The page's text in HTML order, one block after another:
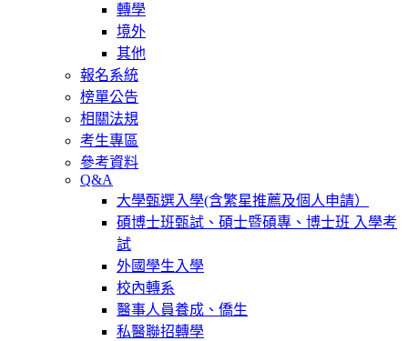
轉學
境外
其他
報名系統
榜單公告
相關法規
考生專區
參考資料
Q&A
大學甄選入學(含繁星推薦及個人申請）
碩博士班甄試、碩士暨碩專、博士班 入學考
試
外國學生入學
校內轉系
醫事人員養成、僑生
私醫聯招轉學